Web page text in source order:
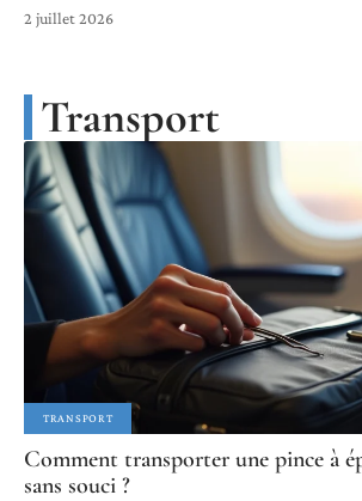
2 juillet 2026
Transport
TRANSPORT
Comment transporter une pince à
sans souci ?